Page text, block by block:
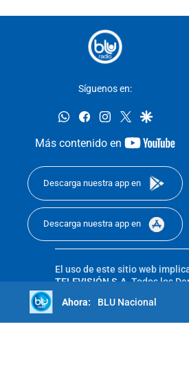
Síguenos en:
whatsappfacebookinstagram
twittergoogle
Más contenido en
Descarga nuestra app en
Descarga nuestra app en
El uso de este sitio web
TELEVISIÓN S.A.Todos los
sin autorización escrita de
reserved 2025.BLU Nacional